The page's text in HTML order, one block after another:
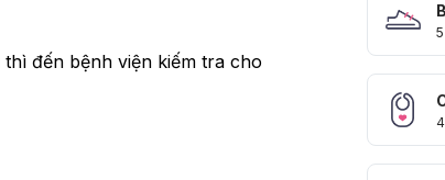
đến bệnh viện kiếm tra cho
5
4